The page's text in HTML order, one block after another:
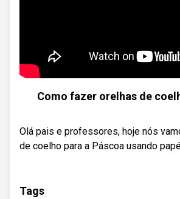
Como fazer orelhas de
Olá pais e professores, hoje nós
de coelho para a Páscoa usando
Tags